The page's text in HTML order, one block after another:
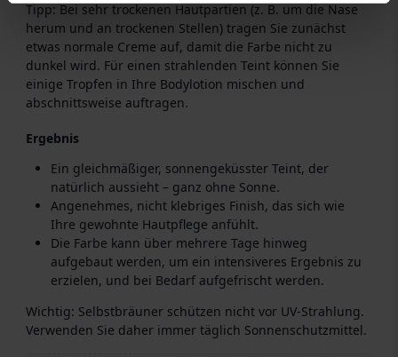
Tipp: Bei sehr trockenen Hautpartien (z. B. um die Nase
herum und an trockenen Stellen) tragen Sie zunächst
etwas normale Creme auf, damit die Farbe nicht zu
dunkel wird. Für einen strahlenden Teint können Sie
einige Tropfen in Ihre Bodylotion mischen und
abschnittsweise auftragen.
Ergebnis
Ein gleichmäßiger, sonnengeküsster Teint, der
natürlich aussieht – ganz ohne Sonne.
Angenehmes, nicht klebriges Finish, das sich wie
Ihre gewohnte Hautpflege anfühlt.
Die Farbe kann über mehrere Tage hinweg
aufgebaut werden, um ein intensiveres Ergebnis zu
erzielen, und bei Bedarf aufgefrischt werden.
Wichtig: Selbstbräuner schützen nicht vor UV-Strahlung.
Verwenden Sie daher immer täglich Sonnenschutzmittel.